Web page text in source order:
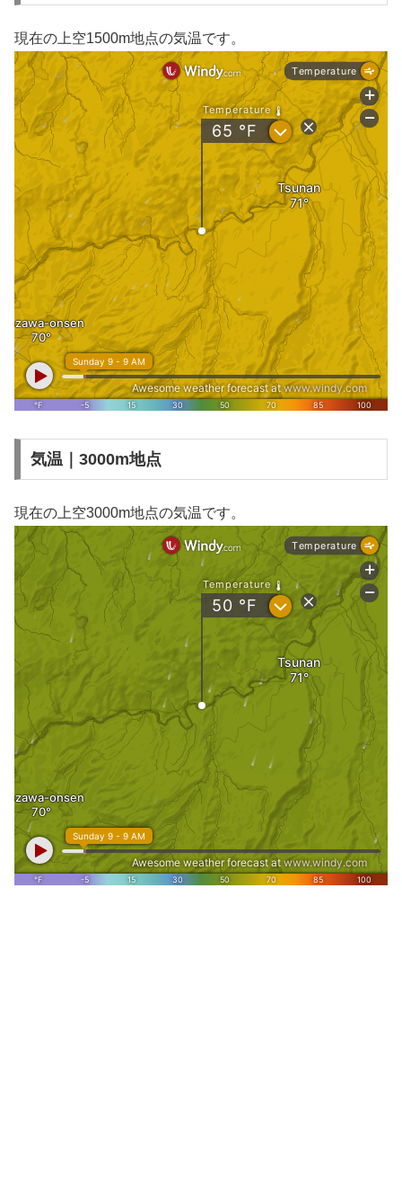
現在の上空1500m地点の気温です。
気温｜3000m地点
現在の上空3000m地点の気温です。